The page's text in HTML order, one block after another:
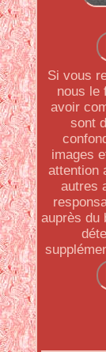
Si vous
nous le
avoir
sont
images
attention
autres
auprès du